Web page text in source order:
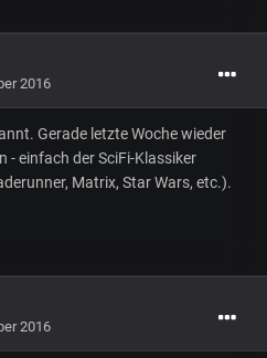
2016
Gerade letzte Woche wieder
- einfach der SciFi-Klassiker
Matrix, Star Wars, etc.).
2016